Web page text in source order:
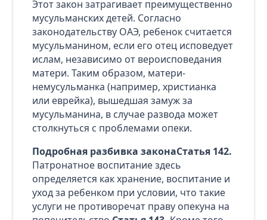
Этот закон затрагивает преимущественно
мусульманских детей. Согласно
законодательству ОАЭ, ребенок считается
мусульманином, если его отец исповедует
ислам, независимо от вероисповедания
матери. Таким образом, матери-
немусульманка (например, христианка
или еврейка), вышедшая замуж за
мусульманина, в случае развода может
столкнуться с проблемами опеки.
Подробная разбивка законаСтатья 142.
Патронатное воспитание здесь
определяется как хранение, воспитание и
уход за ребенком при условии, что такие
услуги не противоречат праву опекуна на